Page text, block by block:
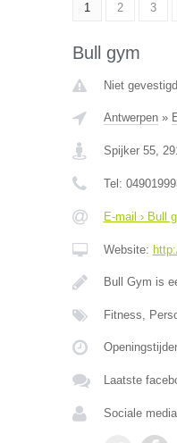
1 2 3
Bull gym
Niet
Antwerpen»
Spijker 55,
Tel:
E-mail › Bull
Website:
Bull Gym is
Fitness,
Laatste
Sociale